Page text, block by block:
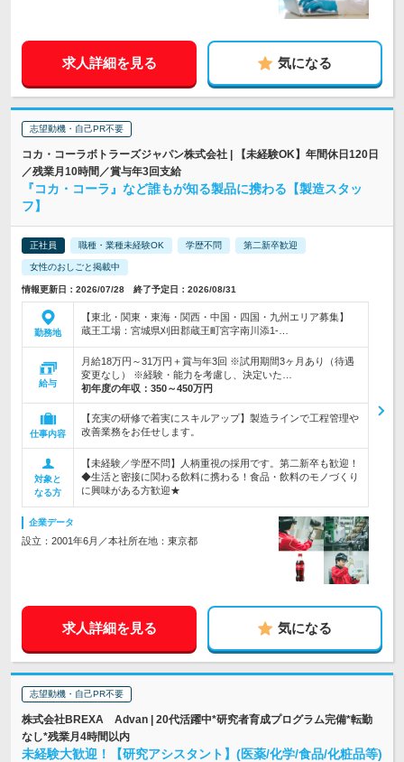
求人詳細を見る 気になる
志望動機・自己PR不要
コカ・コーラボトラーズジャパン株式会社 | 【未経験OK】年間休日120日
／残業月10時間／賞与年3回支給
『コカ・コーラ』など誰もが知る製品に携わる【製造スタッ
フ】
正社員 職種・業種未経験OK 学歴不問 第二新卒歓迎
女性のおしごと掲載中
情報更新日：2026/07/28 終了予定日：2026/08/31
勤務地
【東北・関東・東海・関西・中国・四国・九州エリア募集】
蔵王工場：宮城県刈田郡蔵王町宮字南川添1-…
給与
月給18万円～31万円＋賞与年3回 ※試用期間3ヶ月あり（待遇
変更なし） ※経験・能力を考慮し、決定いた…
初年度の年収： 350～450万円
仕事内容
【充実の研修で着実にスキルアップ】製造ラインで工程管理や
改善業務をお任せします。
対象と
なる方
【未経験／学歴不問】人柄重視の採用です。第二新卒も歓迎！
◆生活と密接に関わる飲料に携わる！食品・飲料のモノづくり
に興味がある方歓迎★
企業データ
設立：2001年6月／本社所在地：東京都
求人詳細を見る 気になる
志望動機・自己PR不要
株式会社BREXA Advan | 20代活躍中*研究者育成プログラム完備*転勤
なし*残業月4時間以内
未経験大歓迎！【研究アシスタント】(医薬/化学/食品/化粧品等)